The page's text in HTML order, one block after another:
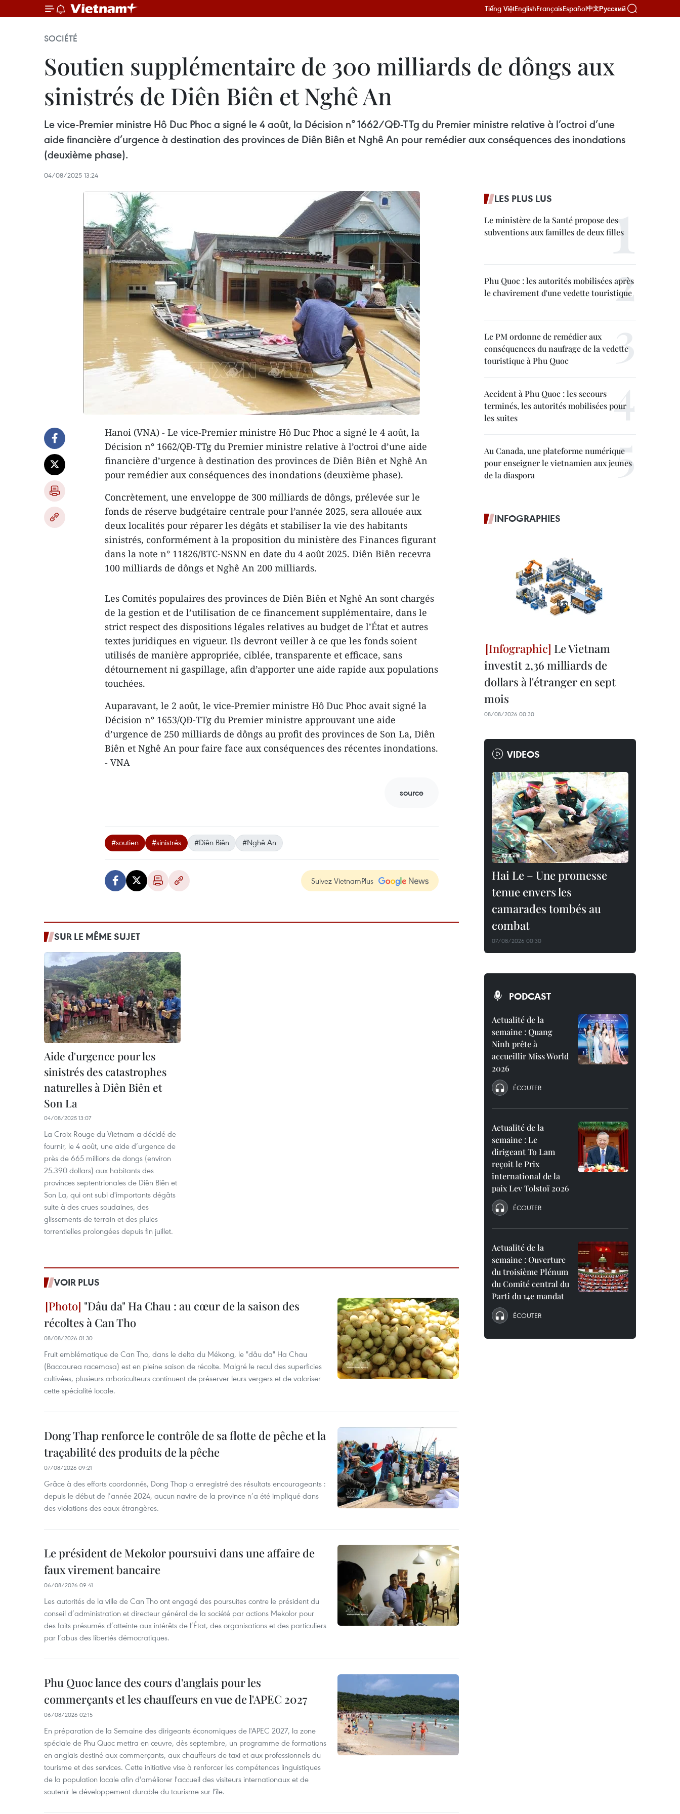
Tiếng ViệtEnglishFrançaisEspañol中文Русский
SOCIÉTÉ
Soutien supplémentaire de 300 milliards de dôngs aux
sinistrés de Diên Biên et Nghê An
Le vice-Premier ministre Hô Duc Phoc a signé le 4 août, la Décision n° 1662/QĐ-TTg du Premier ministre relative à l’octroi d’une
aide financière d’urgence à destination des provinces de Diên Biên et Nghê An pour remédier aux conséquences des inondations
(deuxième phase).
04/08/2025 13:24
Hanoi (VNA) - Le vice-Premier ministre Hô Duc Phoc a signé le 4 août, la
Décision n° 1662/QĐ-TTg du Premier ministre relative à l’octroi d’une aide
financière d’urgence à destination des provinces de Diên Biên et Nghê An
pour remédier aux conséquences des inondations (deuxième phase).
Concrètement, une enveloppe de 300 milliards de dôngs, prélevée sur le
fonds de réserve budgétaire centrale pour l’année 2025, sera allouée aux
deux localités pour réparer les dégâts et stabiliser la vie des habitants
sinistrés, conformément à la proposition du ministère des Finances figurant
dans la note n° 11826/BTC-NSNN en date du 4 août 2025. Diên Biên recevra
100 milliards de dôngs et Nghê An 200 milliards.
Les Comités populaires des provinces de Diên Biên et Nghê An sont chargés
de la gestion et de l’utilisation de ce financement supplémentaire, dans le
strict respect des dispositions légales relatives au budget de l’État et autres
textes juridiques en vigueur. Ils devront veiller à ce que les fonds soient
utilisés de manière appropriée, ciblée, transparente et efficace, sans
détournement ni gaspillage, afin d’apporter une aide rapide aux populations
touchées.
Auparavant, le 2 août, le vice-Premier ministre Hô Duc Phoc avait signé la
Décision n° 1653/QĐ-TTg du Premier ministre approuvant une aide
d’urgence de 250 milliards de dôngs au profit des provinces de Son La, Diên
Biên et Nghê An pour faire face aux conséquences des récentes inondations.
- VNA
source
#soutien #sinistrés #Diên Biên #Nghê An
Suivez VietnamPlus
SUR LE MÊME SUJET
Aide d'urgence pour les
sinistrés des catastrophes
naturelles à Diên Biên et
Son La
04/08/2025 13:07
La Croix-Rouge du Vietnam a décidé de
fournir, le 4 août, une aide d’urgence de
près de 665 millions de dongs (environ
25.390 dollars) aux habitants des
provinces septentrionales de Diên Biên et
Son La, qui ont subi d'importants dégâts
suite à des crues soudaines, des
glissements de terrain et des pluies
torrentielles prolongées depuis fin juillet.
VOIR PLUS
"Dâu da" Ha Chau : au cœur de la saison des
récoltes à Can Tho
08/08/2026 01:30
Fruit emblématique de Can Tho, dans le delta du Mékong, le "dâu da" Ha Chau
(Baccaurea racemosa) est en pleine saison de récolte. Malgré le recul des superficies
cultivées, plusieurs arboriculteurs continuent de préserver leurs vergers et de valoriser
cette spécialité locale.
Dong Thap renforce le contrôle de sa flotte de pêche et la
traçabilité des produits de la pêche
07/08/2026 09:21
Grâce à des efforts coordonnés, Dong Thap a enregistré des résultats encourageants :
depuis le début de l’année 2024, aucun navire de la province n’a été impliqué dans
des violations des eaux étrangères.
Le président de Mekolor poursuivi dans une affaire de
faux virement bancaire
06/08/2026 09:41
Les autorités de la ville de Can Tho ont engagé des poursuites contre le président du
conseil d’administration et directeur général de la société par actions Mekolor pour
des faits présumés d’atteinte aux intérêts de l’État, des organisations et des particuliers
par l’abus des libertés démocratiques.
Phu Quoc lance des cours d'anglais pour les
commerçants et les chauffeurs en vue de l'APEC 2027
06/08/2026 02:15
En préparation de la Semaine des dirigeants économiques de l'APEC 2027, la zone
spéciale de Phu Quoc mettra en œuvre, dès septembre, un programme de formations
en anglais destiné aux commerçants, aux chauffeurs de taxi et aux professionnels du
tourisme et des services. Cette initiative vise à renforcer les compétences linguistiques
de la population locale afin d'améliorer l'accueil des visiteurs internationaux et de
soutenir le développement durable du tourisme sur l'île.
LES PLUS LUS
Le ministère de la Santé propose des
subventions aux familles de deux filles
Phu Quoc : les autorités mobilisées après
le chavirement d'une vedette touristique
Le PM ordonne de remédier aux
conséquences du naufrage de la vedette
touristique à Phu Quoc
Accident à Phu Quoc : les secours
terminés, les autorités mobilisées pour
les suites
Au Canada, une plateforme numérique
pour enseigner le vietnamien aux jeunes
de la diaspora
INFOGRAPHIES
Le Vietnam
investit 2,36 milliards de
dollars à l'étranger en sept
mois
08/08/2026 00:30
VIDEOS
Hai Le – Une promesse
tenue envers les
camarades tombés au
combat
07/08/2026 00:30
PODCAST
Actualité de la
semaine : Quang
Ninh prête à
accueillir Miss World
2026
ÉCOUTER
Actualité de la
semaine : Le
dirigeant To Lam
reçoit le Prix
international de la
paix Lev Tolstoï 2026
ÉCOUTER
Actualité de la
semaine : Ouverture
du troisième Plénum
du Comité central du
Parti du 14e mandat
ÉCOUTER